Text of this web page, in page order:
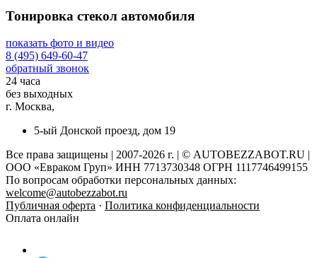
Тонировка стекол автомобиля
показать фото и видео
8 (495) 649-60-47
обратный звонок
24 часа
без выходных
г. Москва,
5-ый Донской проезд, дом 19
Все права защищены | 2007-2026 г. | © AUTOBEZZABOT.RU |
ООО «Евраком Груп» ИНН 7713730348 ОГРН 1117746499155
По вопросам обработки персональных данных:
welcome@autobezzabot.ru
Публичная оферта · Политика конфиденциальности
Оплата онлайн